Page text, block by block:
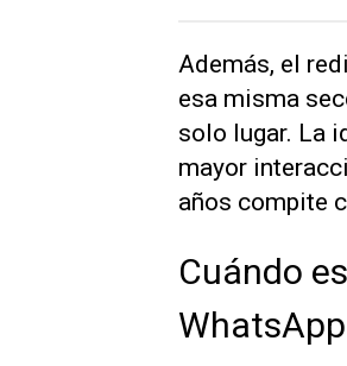
Además, el
esa misma
solo lugar. La
mayor
años compite
Cuándo
WhatsApp